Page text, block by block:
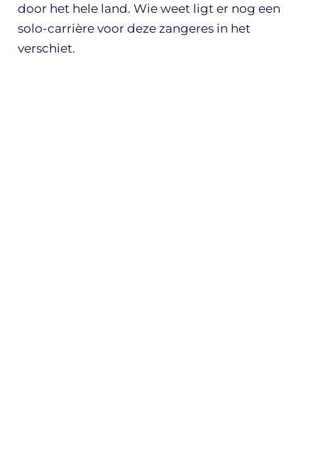
door het hele land. Wie weet ligt er nog een
solo-carrière voor deze zangeres in het
verschiet.